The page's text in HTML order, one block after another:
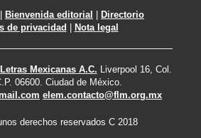
| Bienvenida editorial | Directorio
de privacidad | Nota legal
Mexicanas A.C. Liverpool 16, Col.
06600. Ciudad de México.
elem.contacto@flm.org.mx
derechos reservados C 2018